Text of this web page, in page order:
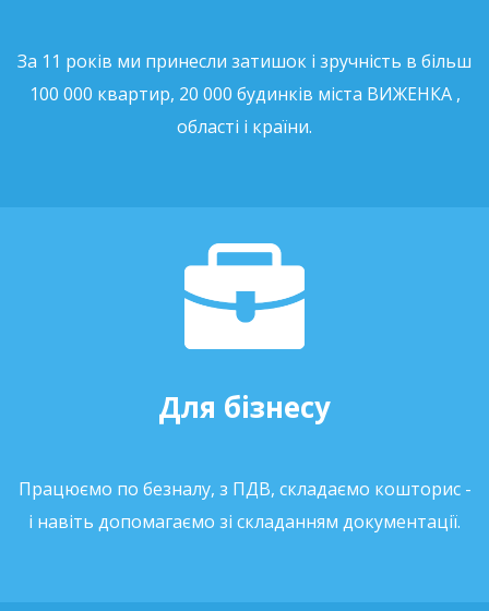
За 11 років ми принесли затишок і зручність в більш
100 000 квартир, 20 000 будинків міста ВИЖЕНКА ,
області і країни.
Для бізнесу
Працюємо по безналу, з ПДВ, складаємо кошторис -
і навіть допомагаємо зі складанням документації.